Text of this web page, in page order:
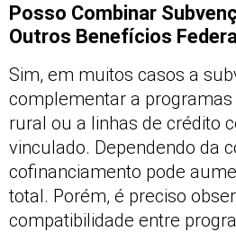
Posso Combinar
Outros Benefícios
Sim, em muitos casos a
complementar a
rural ou a linhas de crédito
vinculado. Dependendo da
cofinanciamento pode
total. Porém, é preciso
compatibilidade entre